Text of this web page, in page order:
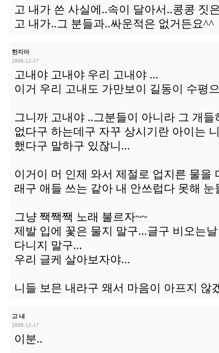
고 내가 쓴 사실에..속이 달아서..콩콩 짓
고 내가..그 분들과..싸운적은 없거든요^^
한지아
2008-12-17
고내야 고내야 우리 고내야 ...
이거 우리 고내도 가만보이 길동이 수평
그니까 고내야 ..그분들이 아니라 그 개
없다구 하는데구 자꾸 상시기란 아이는
했다구 말하구 있잖니...
이거이 머 인제 와서 제절로 업지른 물을
래구 애들 쓰는 같아 내 안쓰럽다 못해
그냥 짹짹짹 노래 불르자~~
제발 입에 꽃은 물지 말구...글구 비오는
다니지 말구...
우리 글케 살아보자야...
니들 보믄 내라구 왜서 마음이 아프지 않
고 내
2008-12-17
이분..